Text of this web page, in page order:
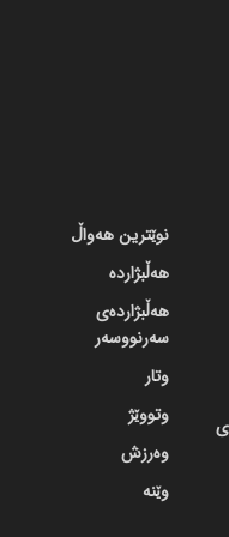
نوێترین هەواڵ
هەڵبژاردە
هەڵبژاردەی
سەرنووسەر
وتار
وتووێژ
وەرزش
وێنە